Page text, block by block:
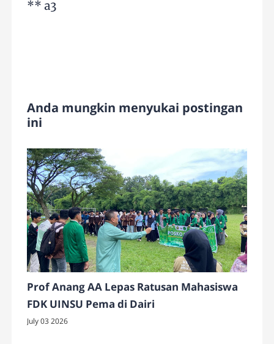
** a3
Anda mungkin menyukai postingan
ini
Prof Anang AA Lepas Ratusan Mahasiswa
FDK UINSU Pema di Dairi
July 03 2026